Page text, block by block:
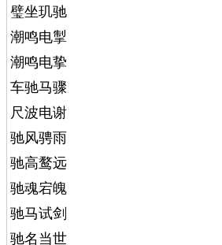
璧坐玑驰
潮鸣电掣
潮鸣电挚
车驰马骤
尺波电谢
驰风骋雨
驰高鹜远
驰魂宕魄
驰马试剑
驰名当世